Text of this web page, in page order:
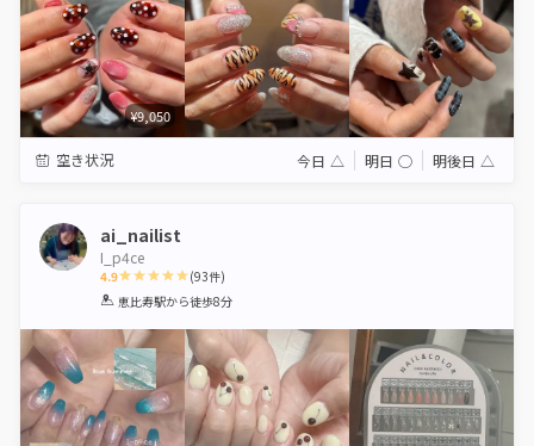
¥9,050
空き状況 今日 △ 明日 ◯ 明後日 △
ai_nailist
I_p4ce
4.9
1 2 3 4 5
(93件)
恵比寿駅から徒歩8分